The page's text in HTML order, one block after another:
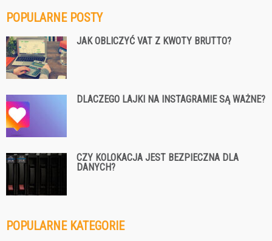
POPULARNE POSTY
JAK OBLICZYĆ VAT Z KWOTY BRUTTO?
DLACZEGO LAJKI NA INSTAGRAMIE SĄ WAŻNE?
CZY KOLOKACJA JEST BEZPIECZNA DLA
DANYCH?
POPULARNE KATEGORIE